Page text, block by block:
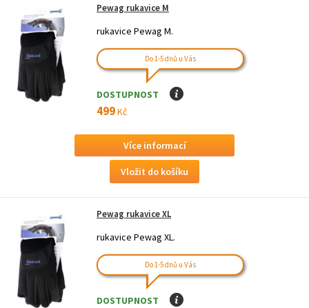
Pewag rukavice M
rukavice Pewag M.
Do 1-5 dnů u Vás
DOSTUPNOST I
499Kč
Více informací
Pewag rukavice XL
rukavice Pewag XL.
Do 1-5 dnů u Vás
DOSTUPNOST I